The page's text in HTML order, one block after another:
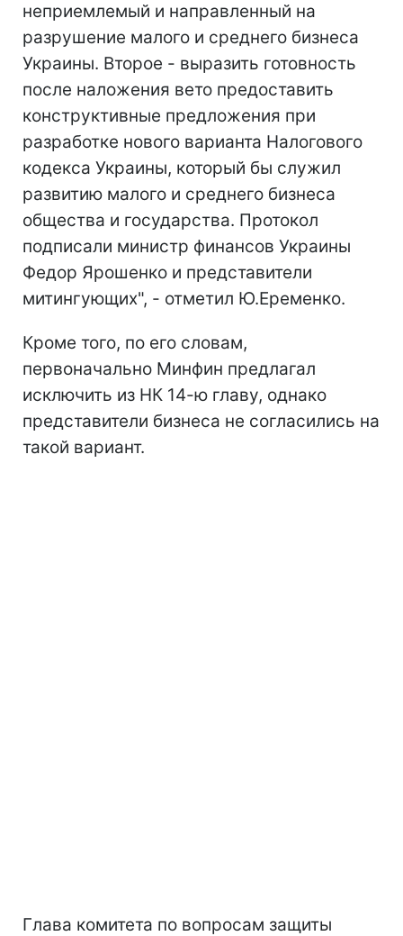
неприемлемый и направленный на
разрушение малого и среднего бизнеса
Украины. Второе - выразить готовность
после наложения вето предоставить
конструктивные предложения при
разработке нового варианта Налогового
кодекса Украины, который бы служил
развитию малого и среднего бизнеса
общества и государства. Протокол
подписали министр финансов Украины
Федор Ярошенко и представители
митингующих", - отметил Ю.Еременко.
Кроме того, по его словам,
первоначально Минфин предлагал
исключить из НК 14-ю главу, однако
представители бизнеса не согласились на
такой вариант.
Глава комитета по вопросам защиты